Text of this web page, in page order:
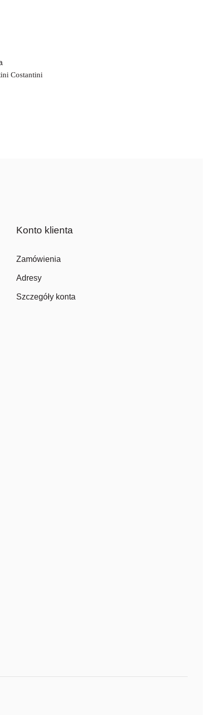
Costantini
Konto klienta
Zamówienia
Adresy
Szczegóły konta